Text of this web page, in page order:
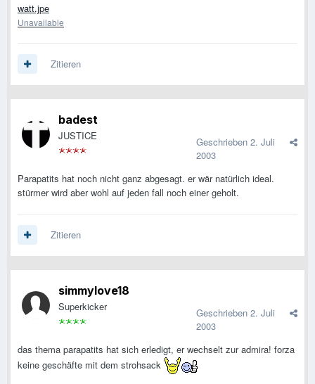
watt.jpe
Unavailable
Zitieren
badest
JUSTICE Geschrieben 2. Juli
2003
Parapatits hat noch nicht ganz abgesagt. er wär natürlich ideal.
stürmer wird aber wohl auf jeden fall noch einer geholt.
Zitieren
simmylove18
Superkicker Geschrieben 2. Juli
2003
das thema parapatits hat sich erledigt, er wechselt zur admira! forza
keine geschäfte mit dem strohsack